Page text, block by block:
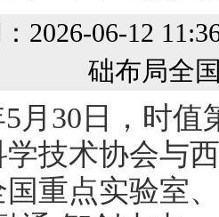
2026-06-12
础布局全
5月30日，时
学技术协会与
重点实验室